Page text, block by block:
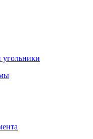
угольники